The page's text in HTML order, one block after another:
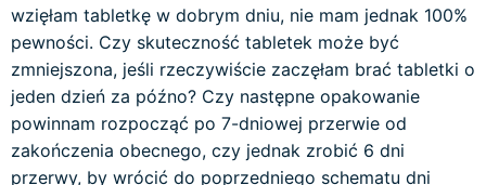
wzięłam tabletkę w dobrym dniu, nie mam jednak 100%
pewności. Czy skuteczność tabletek może być
zmniejszona, jeśli rzeczywiście zaczęłam brać tabletki o
jeden dzień za późno? Czy następne opakowanie
powinnam rozpocząć po 7-dniowej przerwie od
zakończenia obecnego, czy jednak zrobić 6 dni
przerwy, by wrócić do poprzedniego schematu dni